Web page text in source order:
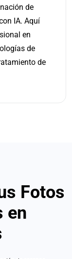
de
IA. Aquí
en
de
de
Fotos
en